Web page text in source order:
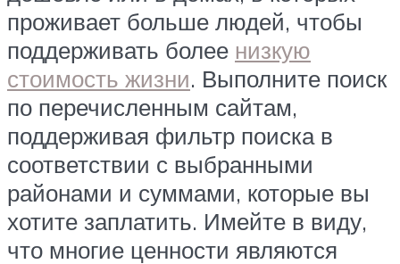
проживает больше людей, чтобы
поддерживать более низкую
стоимость жизни. Выполните поиск
по перечисленным сайтам,
поддерживая фильтр поиска в
соответствии с выбранными
районами и суммами, которые вы
хотите заплатить. Имейте в виду,
что многие ценности являются